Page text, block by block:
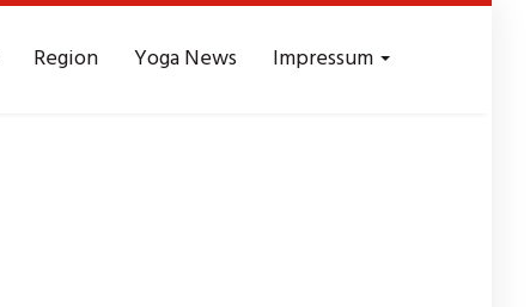
Region Yoga News Impressum